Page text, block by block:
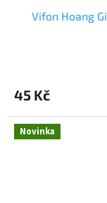
Vifon Hoang
45 Kč
Novinka